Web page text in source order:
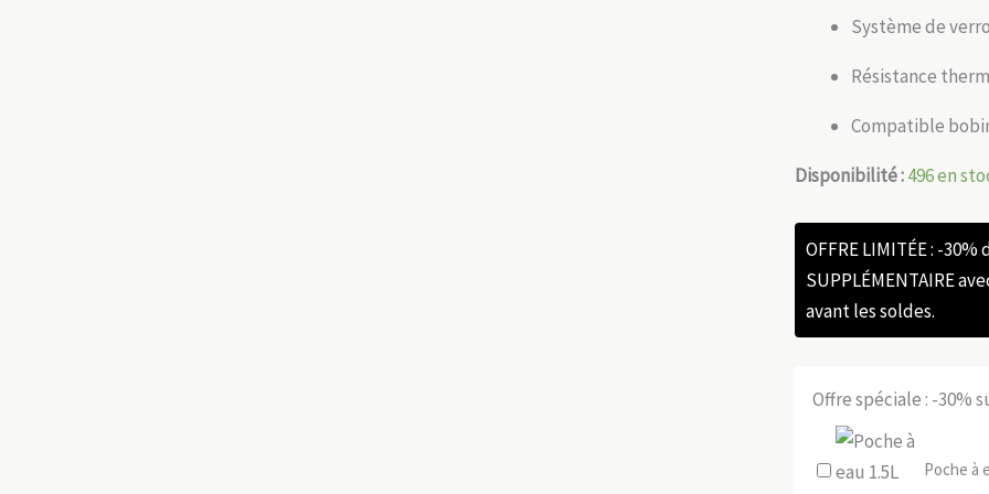
Système de
Résistance
Compatible
Disponibilité :496 en
OFFRE LIMITÉE : -30%
SUPPLÉMENTAIRE
avant les soldes.
Offre spéciale : -30%
Poche à